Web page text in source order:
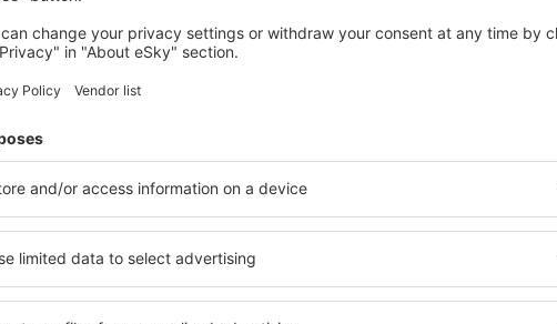
TIMARU
Anchor Motel
155 €
Timaru, 14 agosto 2026, 2 notti